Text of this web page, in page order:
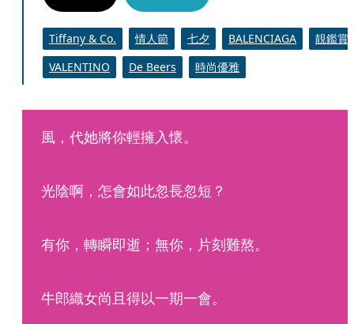
Tiffany & Co. 情人節 七夕 BALENCIAGA
靚鑑賞
VALENTINO
De Beers 時尚優雅
風，代她將你輕擁入懷。
光陰啊，怎會如此忽長忽短？
有你，轉瞬即逝；無你，片刻難熬。
牛郎織女尚且得以一期一會。